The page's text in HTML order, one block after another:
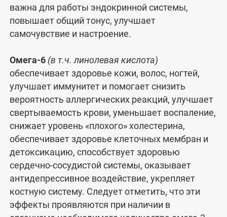
важна для работы эндокринной системы,
повышает общий тонус, улучшает
самочувствие и настроение.
Омега-6 (в т.ч. линолевая кислота)
обеспечивает здоровье кожи, волос, ногтей,
улучшает иммунитет и помогает снизить
вероятность аллергических реакций, улучшает
свертываемость крови, уменьшает воспаление,
снижает уровень «плохого» холестерина,
обеспечивает здоровье клеточных мембран и
детоксикацию, способствует здоровью
сердечно-сосудистой системы, оказывает
антидепрессивное воздействие, укрепляет
костную систему. Следует отметить, что эти
эффекты проявляются при наличии в